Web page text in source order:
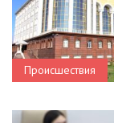
Происшествия